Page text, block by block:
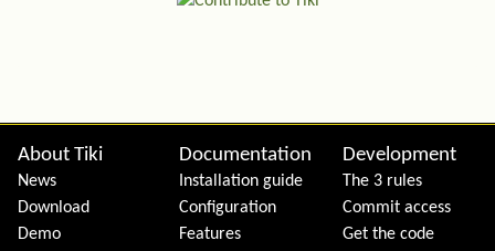
Site information, links, etc.
About Tiki
News
Download
Demo
Documentation
Installation guide
Configuration
Features
Development
The 3 rules
Commit access
Get the code